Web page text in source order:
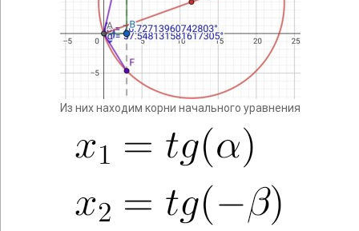
Из них находим корни начального уравнения